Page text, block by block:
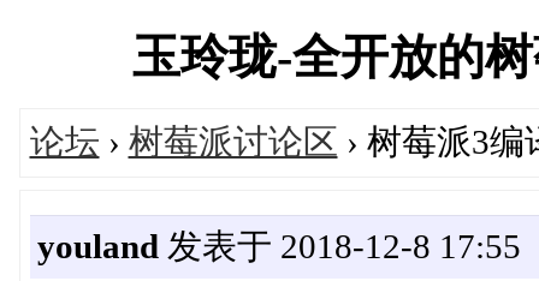
玉玲珑-全开放的
论坛 › 树莓派讨论区 › 树莓派3编
youland 发表于 2018-12-8 17:55